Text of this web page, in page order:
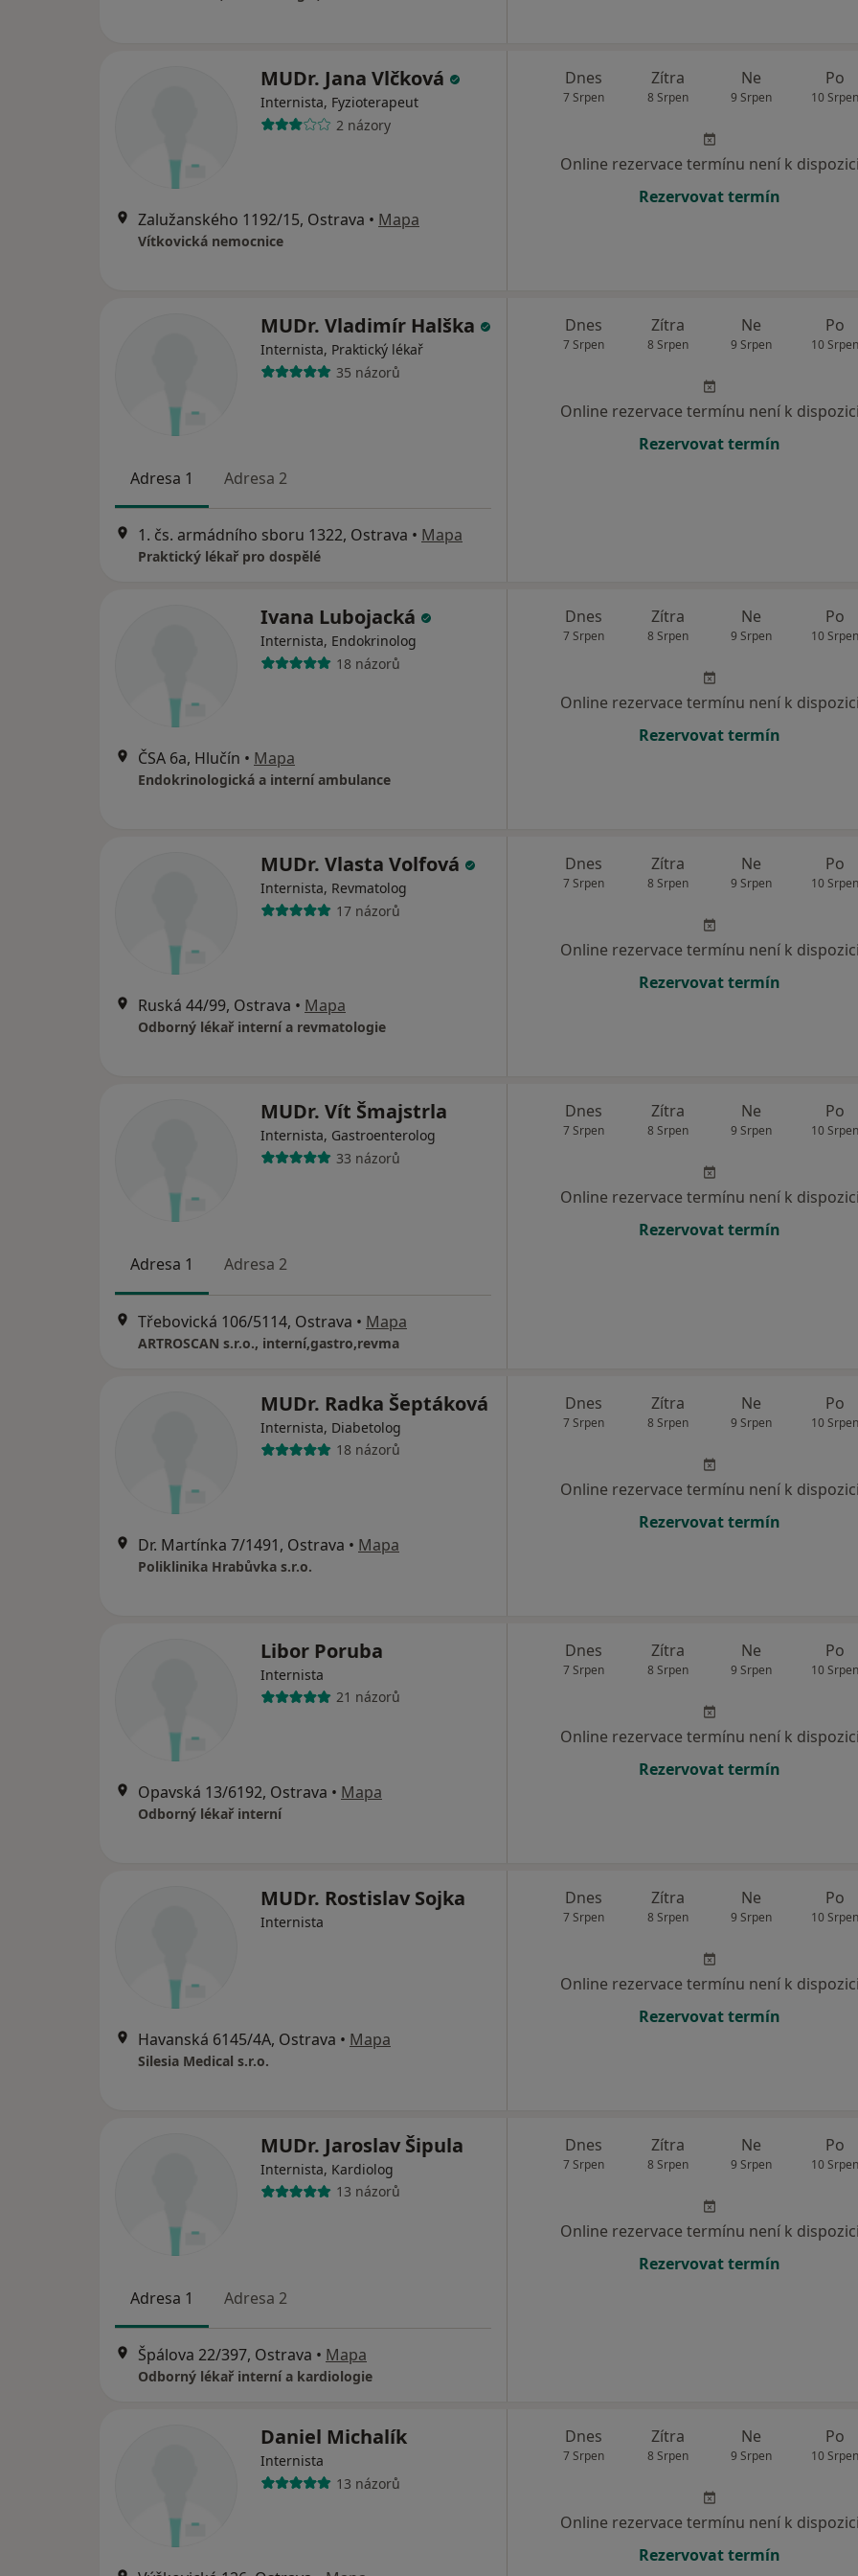
MUDr. Jana Vlčková
Internista, Fyzioterapeut
2 názory
Zalužanského 1192/15, Ostrava • Mapa
Vítkovická nemocnice
Dnes
7 Srpen
Zítra
8 Srpen
Ne
9 Srpen
Po
10 Srpen
Online rezervace termínu není k dispozici
Rezervovat termín
MUDr. Vladimír Halška
Internista, Praktický lékař
35 názorů
Adresa 1 Adresa 2
1. čs. armádního sboru 1322, Ostrava • Mapa
Praktický lékař pro dospělé
Dnes
7 Srpen
Zítra
8 Srpen
Ne
9 Srpen
Po
10 Srpen
Online rezervace termínu není k dispozici
Rezervovat termín
Ivana Lubojacká
Internista, Endokrinolog
18 názorů
ČSA 6a, Hlučín • Mapa
Endokrinologická a interní ambulance
Dnes
7 Srpen
Zítra
8 Srpen
Ne
9 Srpen
Po
10 Srpen
Online rezervace termínu není k dispozici
Rezervovat termín
MUDr. Vlasta Volfová
Internista, Revmatolog
17 názorů
Ruská 44/99, Ostrava • Mapa
Odborný lékař interní a revmatologie
Dnes
7 Srpen
Zítra
8 Srpen
Ne
9 Srpen
Po
10 Srpen
Online rezervace termínu není k dispozici
Rezervovat termín
MUDr. Vít Šmajstrla
Internista, Gastroenterolog
33 názorů
Adresa 1 Adresa 2
Třebovická 106/5114, Ostrava • Mapa
ARTROSCAN s.r.o., interní,gastro,revma
Dnes
7 Srpen
Zítra
8 Srpen
Ne
9 Srpen
Po
10 Srpen
Online rezervace termínu není k dispozici
Rezervovat termín
MUDr. Radka Šeptáková
Internista, Diabetolog
18 názorů
Dr. Martínka 7/1491, Ostrava • Mapa
Poliklinika Hrabůvka s.r.o.
Dnes
7 Srpen
Zítra
8 Srpen
Ne
9 Srpen
Po
10 Srpen
Online rezervace termínu není k dispozici
Rezervovat termín
Libor Poruba
Internista
21 názorů
Opavská 13/6192, Ostrava • Mapa
Odborný lékař interní
Dnes
7 Srpen
Zítra
8 Srpen
Ne
9 Srpen
Po
10 Srpen
Online rezervace termínu není k dispozici
Rezervovat termín
MUDr. Rostislav Sojka
Internista
Havanská 6145/4A, Ostrava • Mapa
Silesia Medical s.r.o.
Dnes
7 Srpen
Zítra
8 Srpen
Ne
9 Srpen
Po
10 Srpen
Online rezervace termínu není k dispozici
Rezervovat termín
MUDr. Jaroslav Šipula
Internista, Kardiolog
13 názorů
Adresa 1 Adresa 2
Špálova 22/397, Ostrava • Mapa
Odborný lékař interní a kardiologie
Dnes
7 Srpen
Zítra
8 Srpen
Ne
9 Srpen
Po
10 Srpen
Online rezervace termínu není k dispozici
Rezervovat termín
Daniel Michalík
Internista
13 názorů
Dnes
7 Srpen
Zítra
8 Srpen
Ne
9 Srpen
Po
10 Srpen
Online rezervace termínu není k dispozici
Rezervovat termín